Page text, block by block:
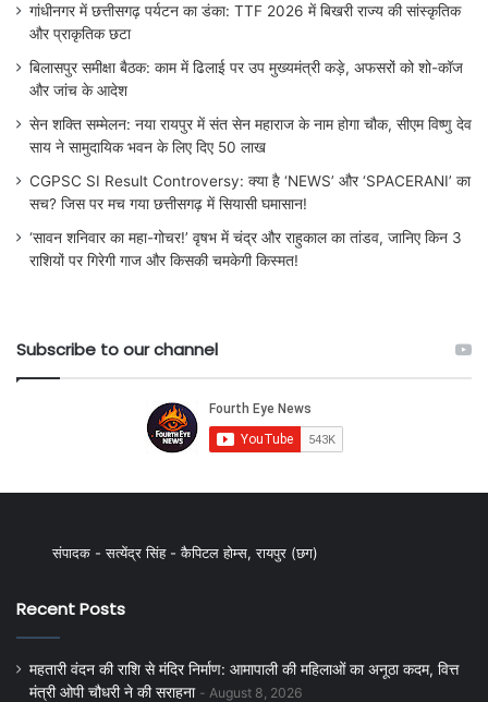
गांधीनगर में छत्तीसगढ़ पर्यटन का डंका: TTF 2026 में बिखरी राज्य की सांस्कृतिक
और प्राकृतिक छटा
बिलासपुर समीक्षा बैठक: काम में ढिलाई पर उप मुख्यमंत्री कड़े, अफसरों को शो-कॉज
और जांच के आदेश
सेन शक्ति सम्मेलन: नया रायपुर में संत सेन महाराज के नाम होगा चौक, सीएम विष्णु देव
साय ने सामुदायिक भवन के लिए दिए 50 लाख
CGPSC SI Result Controversy: क्या है ‘NEWS’ और ‘SPACERANI’ का
सच? जिस पर मच गया छत्तीसगढ़ में सियासी घमासान!
‘सावन शनिवार का महा-गोचर!’ वृषभ में चंद्र और राहुकाल का तांडव, जानिए किन 3
राशियों पर गिरेगी गाज और किसकी चमकेगी किस्मत!
Subscribe to our channel
संपादक - सत्येंद्र सिंह - कैपिटल होम्स, रायपुर (छग)
Recent Posts
महतारी वंदन की राशि से मंदिर निर्माण: आमापाली की महिलाओं का अनूठा कदम, वित्त
मंत्री ओपी चौधरी ने की सराहना
August 8, 2026